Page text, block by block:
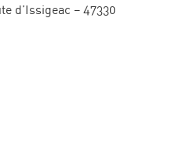
d’Issigeac – 47330